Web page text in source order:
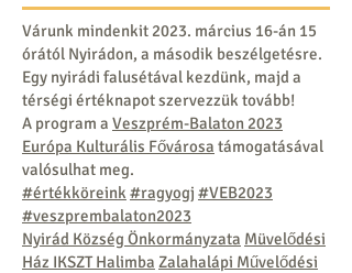
Várunk mindenkit 2023. március 16-án 15
órától Nyirádon, a második beszélgetésre.
Egy nyirádi falusétával kezdünk, majd a
térségi értéknapot szervezzük tovább!
A program a Veszprém-Balaton 2023
Európa Kulturális Fővárosa támogatásával
valósulhat meg.
#értékköreink #ragyogj #VEB2023
#veszprembalaton2023
Nyirád Község Önkormányzata Müvelődési
Ház IKSZT Halimba Zalahalápi Művelődési